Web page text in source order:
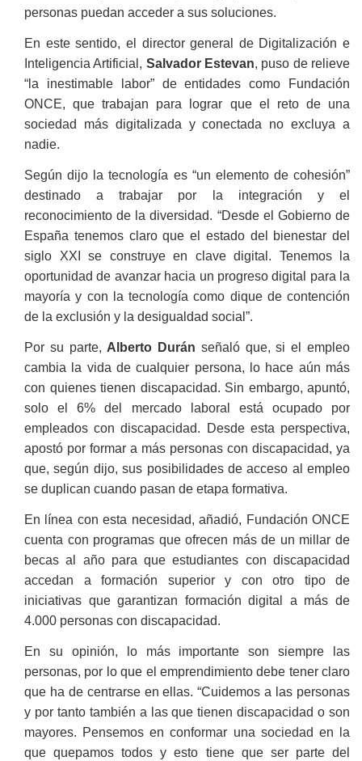
personas puedan acceder a sus soluciones.
En este sentido, el director general de Digitalización e
Inteligencia Artificial, Salvador Estevan, puso de relieve
“la inestimable labor” de entidades como Fundación
ONCE, que trabajan para lograr que el reto de una
sociedad más digitalizada y conectada no excluya a
nadie.
Según dijo la tecnología es “un elemento de cohesión”
destinado a trabajar por la integración y el
reconocimiento de la diversidad. “Desde el Gobierno de
España tenemos claro que el estado del bienestar del
siglo XXI se construye en clave digital. Tenemos la
oportunidad de avanzar hacia un progreso digital para la
mayoría y con la tecnología como dique de contención
de la exclusión y la desigualdad social”.
Por su parte, Alberto Durán señaló que, si el empleo
cambia la vida de cualquier persona, lo hace aún más
con quienes tienen discapacidad. Sin embargo, apuntó,
solo el 6% del mercado laboral está ocupado por
empleados con discapacidad. Desde esta perspectiva,
apostó por formar a más personas con discapacidad, ya
que, según dijo, sus posibilidades de acceso al empleo
se duplican cuando pasan de etapa formativa.
En línea con esta necesidad, añadió, Fundación ONCE
cuenta con programas que ofrecen más de un millar de
becas al año para que estudiantes con discapacidad
accedan a formación superior y con otro tipo de
iniciativas que garantizan formación digital a más de
4.000 personas con discapacidad.
En su opinión, lo más importante son siempre las
personas, por lo que el emprendimiento debe tener claro
que ha de centrarse en ellas. “Cuidemos a las personas
y por tanto también a las que tienen discapacidad o son
mayores. Pensemos en conformar una sociedad en la
que quepamos todos y esto tiene que ser parte del